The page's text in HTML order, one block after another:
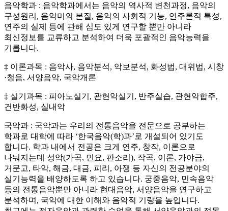
음악학과 : 음악학과에서는 음악의 역사적 변천과정, 음악의
구성원리, 음악미의 본질, 음악의 사회적 기능, 연주론적 특성,
연주의 실제 등에 관해 심도 있게 연구할 뿐만 아니라
최신정보를 교류하고 분석하여 더욱 포괄적인 음악능력을
기릅니다.
‡ 이론과목 : 음악사, 음악분석, 악보분석, 화성법, 대위법, 시창
·청음, 서양음악, 국악개론
‡ 실기과목 : 피아노실기, 관현악실기, 반주실습, 관현악합주,
건반화성, 실내악
국악과 : 국악과는 우리의 전통음악을 전문으로 공부하는
학과로 대학에 따라 ‘한국음악(학)과’로 개설되어 있기도
합니다. 학과 내에서 전공은 크게 연주, 창작, 이론으로
나눠지는데 성악(가곡, 민요, 판소리), 작곡, 이론, 가야금,
거문고, 타악, 해금, 대금, 피리, 아쟁 등 자신의 전공분야의
실기능력을 배양하도록 하고 있습니다. 궁중음악, 민속음악
등의 전통음악뿐만 아니라 현대음악, 서양음악을 연구하고
분석하며, 국악에 대한 이해와 음악적 기량을 높입니다.